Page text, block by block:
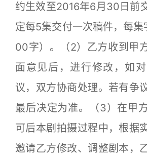
约生效至2016年6月30日前
定每5集交付一次稿件，每
00字）。（2）乙方收到甲
面意见后，进行修改，如
议，双方协商处理。若有争
最后决定为准。（3）在甲
可后本剧拍摄过程中，根据
邀请乙方修改、调整剧本，